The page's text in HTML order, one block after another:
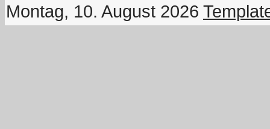
Montag, 10. August 2026